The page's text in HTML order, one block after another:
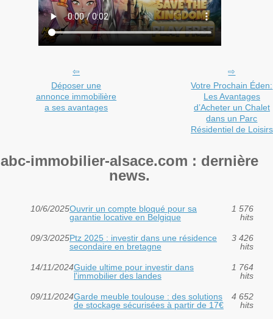
Déposer une
annonce immobilière
a ses avantages
Votre Prochain Éden:
Les Avantages
d’Acheter un Chalet
dans un Parc
Résidentiel de Loisirs
abc-immobilier-alsace.com : dernière
news.
10/6/2025Ouvrir un compte bloqué pour sa
garantie locative en Belgique
1 576
hits
09/3/2025Ptz 2025 : investir dans une résidence
secondaire en bretagne
3 426
hits
14/11/2024Guide ultime pour investir dans
l'immobilier des landes
1 764
hits
09/11/2024Garde meuble toulouse : des solutions
de stockage sécurisées à partir de 17€
4 652
hits